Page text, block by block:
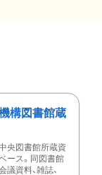
構図書館蔵
央図書館所蔵資
ース。同図書館
議資料、雑誌、